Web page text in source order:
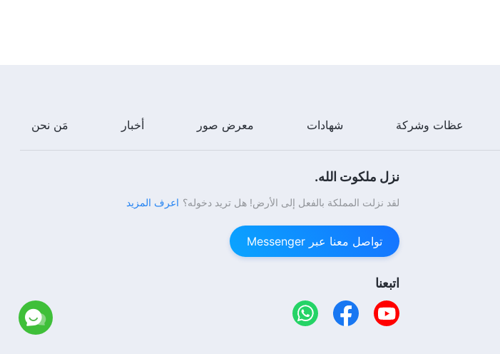
كلمات الله اليومية: معرفة عمل الله |
كلمات الله اليومية: معرفة عمل الله |
عظات وشركة شهادات معرض صور أخبار مَن نحن
نزل ملكوت الله.
لقد نزلت المملكة بالفعل إلى الأرض! هل تريد دخوله؟ اعرف المزيد
تواصل معنا عبر Messenger
اتبعنا